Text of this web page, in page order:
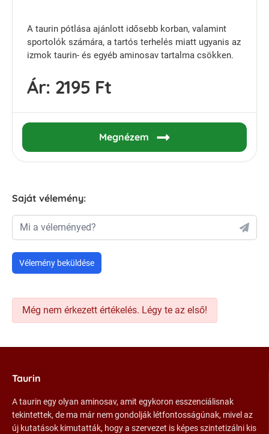
A taurin pótlása ajánlott idősebb korban, valamint
sportolók számára, a tartós terhelés miatt ugyanis az
izmok taurin- és egyéb aminosav tartalma csökken.
Ár: 2195 Ft
Megnézem
Saját vélemény:
Mi a véleményed?
Vélemény beküldése
Még nem érkezett értékelés. Légy te az első!
Taurin
A taurin egy olyan aminosav, amit egykoron esszenciálisnak
tekintettek, de ma már nem gondolják létfontosságúnak, mivel az
új kutatások kimutatták, hogy a szervezet is képes szintetizálni kis